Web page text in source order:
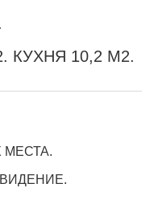
10,2 М2.
МЕСТА.